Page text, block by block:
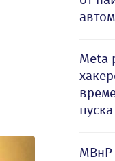
Meta
МВнР